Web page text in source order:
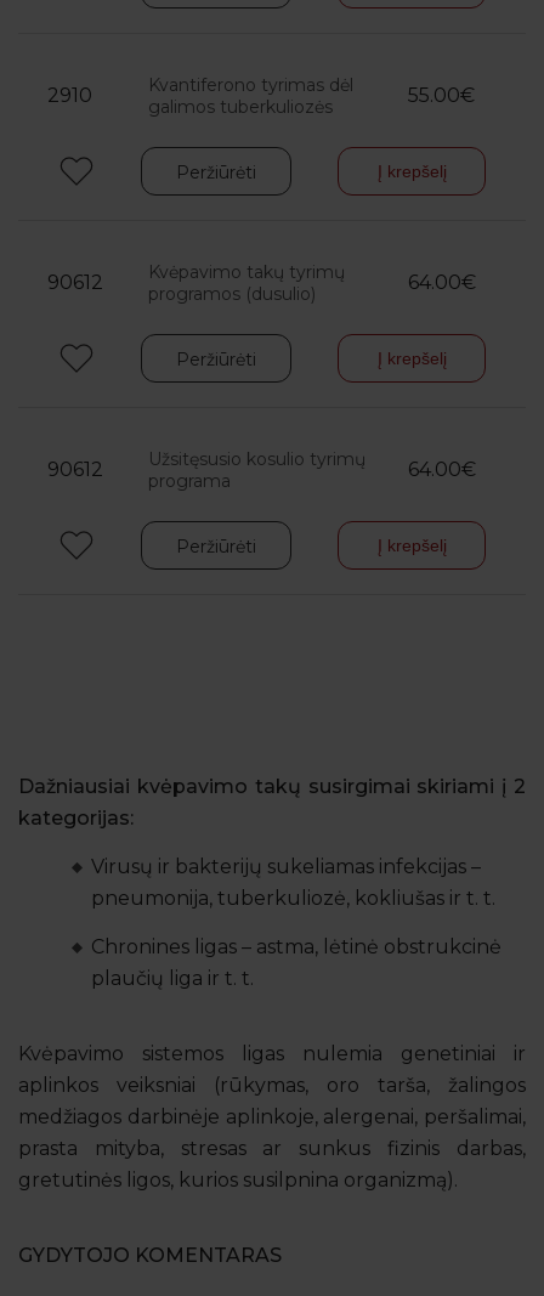
2910
Kvantiferono tyrimas dėl
galimos tuberkuliozės
55.00€
Peržiūrėti Į krepšelį
90612
Kvėpavimo takų tyrimų
programos (dusulio)
64.00€
Peržiūrėti Į krepšelį
90612
Užsitęsusio kosulio tyrimų
programa
64.00€
Peržiūrėti Į krepšelį
Dažniausiai kvėpavimo takų susirgimai skiriami į 2
kategorijas:
Virusų ir bakterijų sukeliamas infekcijas –
pneumonija, tuberkuliozė, kokliušas ir t. t.
Chronines ligas – astma, lėtinė obstrukcinė
plaučių liga ir t. t.
Kvėpavimo sistemos ligas nulemia genetiniai ir
aplinkos veiksniai (rūkymas, oro tarša, žalingos
medžiagos darbinėje aplinkoje, alergenai, peršalimai,
prasta mityba, stresas ar sunkus fizinis darbas,
gretutinės ligos, kurios susilpnina organizmą).
GYDYTOJO KOMENTARAS